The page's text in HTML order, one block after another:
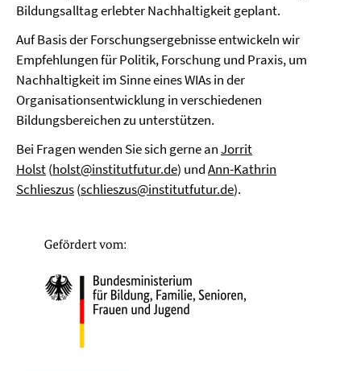
Bildungsalltag erlebter Nachhaltigkeit geplant.
Auf Basis der Forschungsergebnisse entwickeln wir
Empfehlungen für Politik, Forschung und Praxis, um
Nachhaltigkeit im Sinne eines WIAs in der
Organisationsentwicklung in verschiedenen
Bildungsbereichen zu unterstützen.
Bei Fragen wenden Sie sich gerne anJorrit
Holst(holst@institutfutur.de) undAnn-Kathrin
Schlieszus(schlieszus@institutfutur.de).